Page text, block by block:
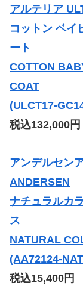
アルテリア
コットン ベイ
ート
COTTON
COAT
(ULCT17-
税込132,000円
アンデルセン
ANDERSEN
ナチュラルカ
ス
NATURAL
(AA72124-
税込15,400円